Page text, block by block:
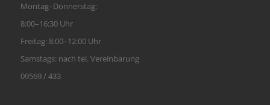
Montag–Donnerstag:
8:00–16:30 Uhr
Freitag: 8:00–12:00 Uhr
Samstags: nach tel. Vereinbarung
09569 / 433